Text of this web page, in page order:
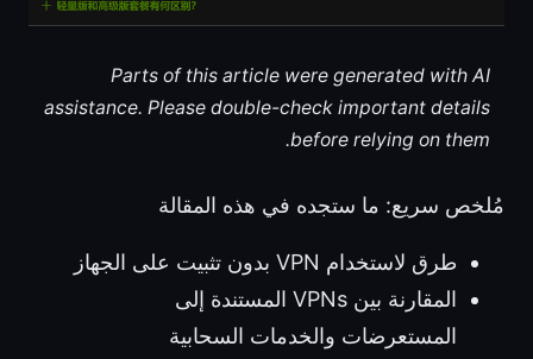
Parts of this article were generated with AI
assistance. Please double-check important details
before relying on them.
مُلخص سريع: ما ستجده في هذه المقالة
طرق لاستخدام VPN بدون تثبيت على الجهاز
المقارنة بين VPNs المستندة إلى
المستعرضات والخدمات السحابية